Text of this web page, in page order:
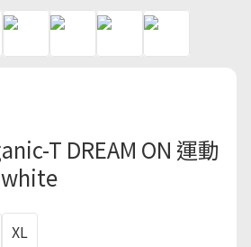
T DREAM ON 運動
XL